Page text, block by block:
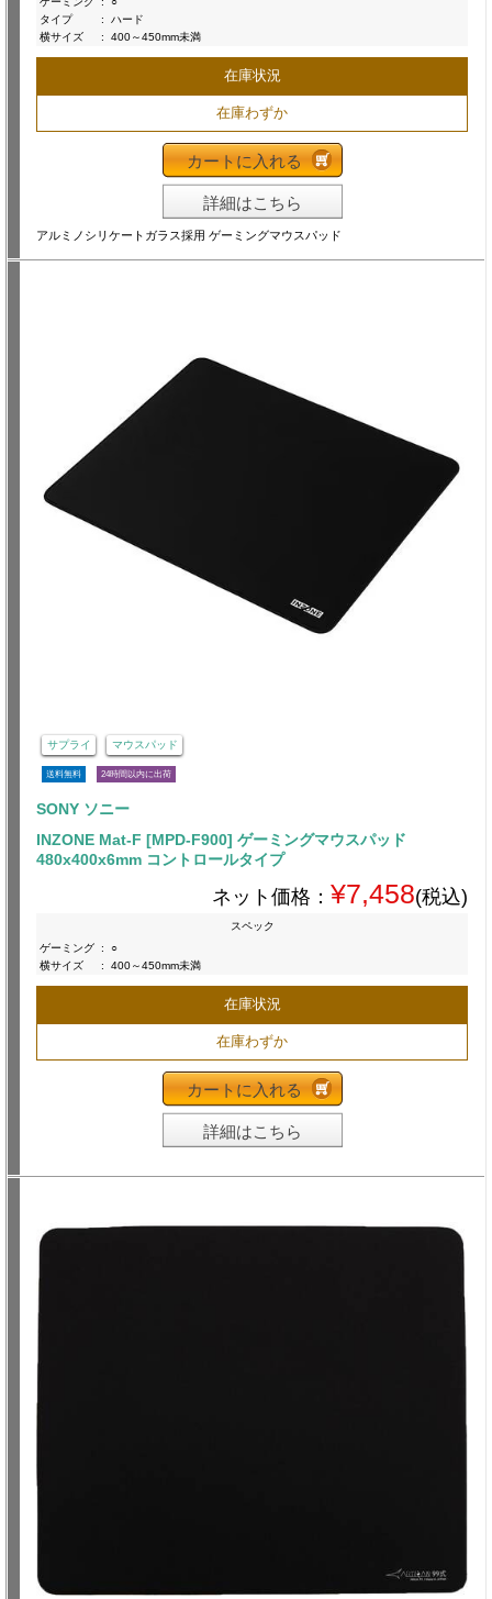
タイプ
:
ハード
横サイズ
: 400～450mm未満
在庫状況
在庫わずか
カートに入れる
詳細はこちら
アルミノシリケートガラス採用 ゲーミングマウスパッド
サプライ マウスパッド
送料無料 24時間以内に出荷
SONY ソニー
INZONE Mat-F [MPD-F900] ゲーミングマウスパッド
480x400x6mm コントロールタイプ
ネット価格： ¥7,458(税込)
スペック
ゲーミング :
○
横サイズ
: 400～450mm未満
在庫状況
在庫わずか
カートに入れる
詳細はこちら